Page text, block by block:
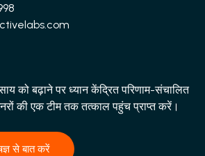
को बढ़ाने पर ध्यान केंद्रित परिणाम-संचालित
की एक टीम तक तत्काल पहुंच प्राप्त करें।
से बात करें